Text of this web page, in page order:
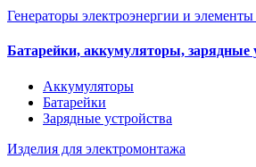
Генераторы электроэнергии и
Батарейки, аккумуляторы, зарядные
Аккумуляторы
Батарейки
Зарядные устройства
Изделия для электромонтажа